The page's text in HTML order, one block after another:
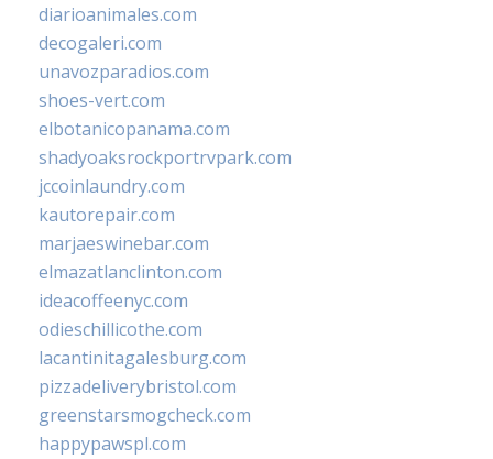
diarioanimales.com
decogaleri.com
unavozparadios.com
shoes-vert.com
elbotanicopanama.com
shadyoaksrockportrvpark.com
jccoinlaundry.com
kautorepair.com
marjaeswinebar.com
elmazatlanclinton.com
ideacoffeenyc.com
odieschillicothe.com
lacantinitagalesburg.com
pizzadeliverybristol.com
greenstarsmogcheck.com
happypawspl.com